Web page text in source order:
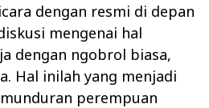
dengan resmi di depan
mengenai hal
dengan ngobrol biasa,
Hal inilah yang menjadi
perempuan